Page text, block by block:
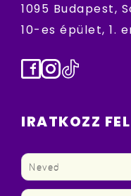
1095 Budapest,
10-es épület, 1.
Facebook
Instagram
TikTok
IRATKOZZ